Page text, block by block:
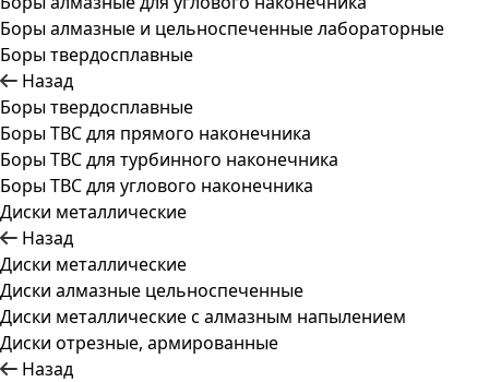
Боры алмазные и цельноспеченные лабораторные
Боры твердосплавные
Назад
Боры твердосплавные
Боры ТВС для прямого наконечника
Боры ТВС для турбинного наконечника
Боры ТВС для углового наконечника
Диски металлические
Назад
Диски металлические
Диски алмазные цельноспеченные
Диски металлические с алмазным напылением
Диски отрезные, армированные
Назад